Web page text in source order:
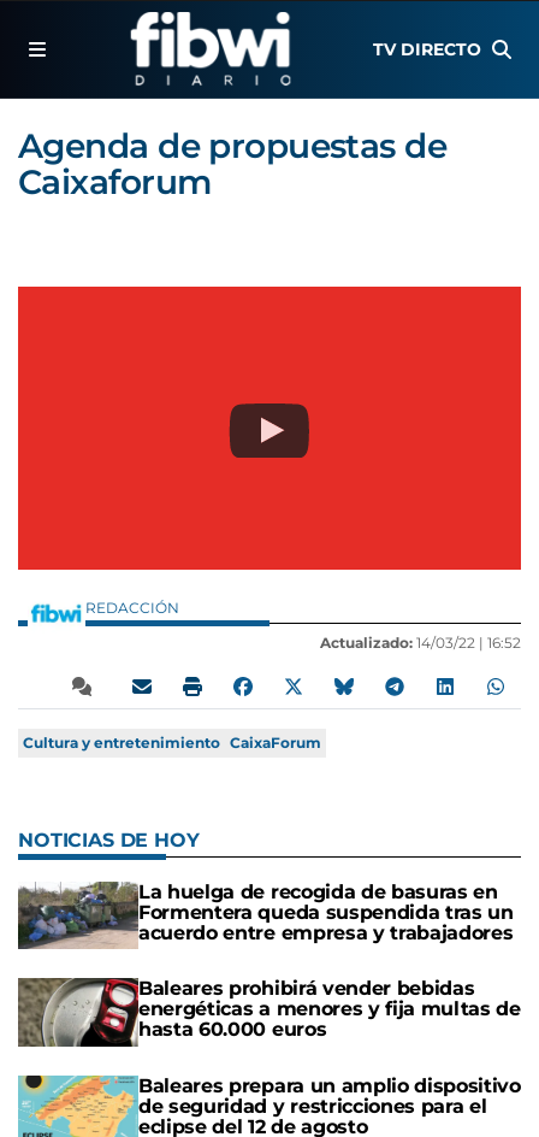
TV DIRECTO
Agenda de propuestas de
Caixaforum
REDACCIÓN
Actualizado: 14/03/22 | 16:52
Cultura y entretenimiento CaixaForum
NOTICIAS DE HOY
La huelga de recogida de basuras en
Formentera queda suspendida tras un
acuerdo entre empresa y trabajadores
Baleares prohibirá vender bebidas
energéticas a menores y fija multas de
hasta 60.000 euros
Baleares prepara un amplio dispositivo
de seguridad y restricciones para el
eclipse del 12 de agosto